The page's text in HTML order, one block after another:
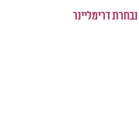
דרימליינר